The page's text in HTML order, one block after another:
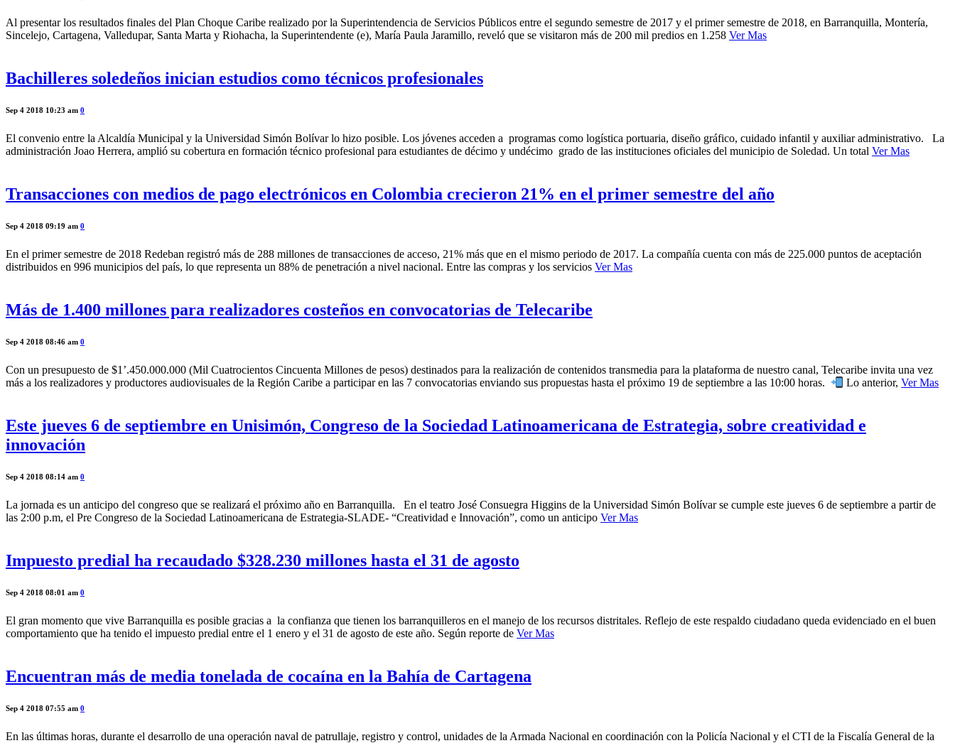
Al presentar los resultados finales del Plan Choque Caribe realizado por la Superintendencia de Servicios Públicos entre el segundo semestre de 2017 y el primer semestre de 2018, en Barranquilla, Montería,
Sincelejo, Cartagena, Valledupar, Santa Marta y Riohacha, la Superintendente (e), María Paula Jaramillo, reveló que se visitaron más de 200 mil predios en 1.258 Ver Mas
Bachilleres soledeños inician estudios como técnicos profesionales
Sep 4 2018 10:23 am 0
El convenio entre la Alcaldía Municipal y la Universidad Simón Bolívar lo hizo posible. Los jóvenes acceden a programas como logística portuaria, diseño gráfico, cuidado infantil y auxiliar administrativo. La
administración Joao Herrera, amplió su cobertura en formación técnico profesional para estudiantes de décimo y undécimo grado de las instituciones oficiales del municipio de Soledad. Un total Ver Mas
Transacciones con medios de pago electrónicos en Colombia crecieron 21% en el primer semestre del año
Sep 4 2018 09:19 am 0
En el primer semestre de 2018 Redeban registró más de 288 millones de transacciones de acceso, 21% más que en el mismo periodo de 2017. La compañía cuenta con más de 225.000 puntos de aceptación
distribuidos en 996 municipios del país, lo que representa un 88% de penetración a nivel nacional. Entre las compras y los servicios Ver Mas
Más de 1.400 millones para realizadores costeños en convocatorias de Telecaribe
Sep 4 2018 08:46 am 0
Con un presupuesto de $1’.450.000.000 (Mil Cuatrocientos Cincuenta Millones de pesos) destinados para la realización de contenidos transmedia para la plataforma de nuestro canal, Telecaribe invita una vez
más a los realizadores y productores audiovisuales de la Región Caribe a participar en las 7 convocatorias enviando sus propuestas hasta el próximo 19 de septiembre a las 10:00 horas.
Lo anterior,Ver Mas
Este jueves 6 de septiembre en Unisimón, Congreso de la Sociedad Latinoamericana de Estrategia, sobre creatividad e
innovación
Sep 4 2018 08:14 am 0
La jornada es un anticipo del congreso que se realizará el próximo año en Barranquilla. En el teatro José Consuegra Higgins de la Universidad Simón Bolívar se cumple este jueves 6 de septiembre a partir de
las 2:00 p.m, el Pre Congreso de la Sociedad Latinoamericana de Estrategia-SLADE- “Creatividad e Innovación”, como un anticipo Ver Mas
Impuesto predial ha recaudado $328.230 millones hasta el 31 de agosto
Sep 4 2018 08:01 am 0
El gran momento que vive Barranquilla es posible gracias a la confianza que tienen los barranquilleros en el manejo de los recursos distritales. Reflejo de este respaldo ciudadano queda evidenciado en el buen
comportamiento que ha tenido el impuesto predial entre el 1 enero y el 31 de agosto de este año. Según reporte de Ver Mas
Encuentran más de media tonelada de cocaína en la Bahía de Cartagena
Sep 4 2018 07:55 am 0
En las últimas horas, durante el desarrollo de una operación naval de patrullaje, registro y control, unidades de la Armada Nacional en coordinación con la Policía Nacional y el CTI de la Fiscalía General de la